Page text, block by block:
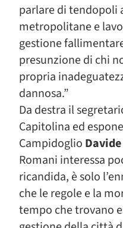
parlare di tendopoli
metropolitane e
gestione
presunzione di chi
propria
dannosa.”
Da destra il
Capitolina ed
Campidoglio
Romani interessa
ricandida, è solo
che le regole e la
tempo che trovano